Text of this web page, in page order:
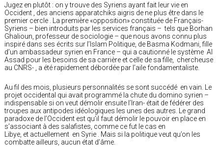
Jugez en plutôt : on y trouve des Syriens ayant fait leur vie en
Occident , des anciens apparatchiks aigris de ne plus être dans le
premier cercle . La première «opposition» constituée de Français-
Syriens – bien introduits par les services français – tels que Borhan
Ghalioun, professeur de sociologie – que nous avons connu plus
inspiré dans ses écrits sur l’Islam Politique, de Basma Kodmani, fille
d’un ambassadeur syrien en France – qui a cautionné le système Al
Assad pour les besoins de sa carrière et celle de sa fille, chercheuse
au CNRS- , a été rapidement débordée par l’aile fondamentaliste.
Au fil des mois, plusieurs personnalités se sont succédé en vain. Le
projet occidental qui avait programmé la chute du domino syrien –
indispensable si on veut démolir ensuite l’Iran- était de fédérer des
troupes aux antipodes idéologiques les unes des autres. Le grand
paradoxe de l’Occident est qu’il faut démolir le pouvoir en place en
s’associant à des salafistes, comme ce fut le cas en
Libye, et actuellement en Syrie . Mais si la politique veut qu’on les
combatte ailleurs, aucun état d’âme.